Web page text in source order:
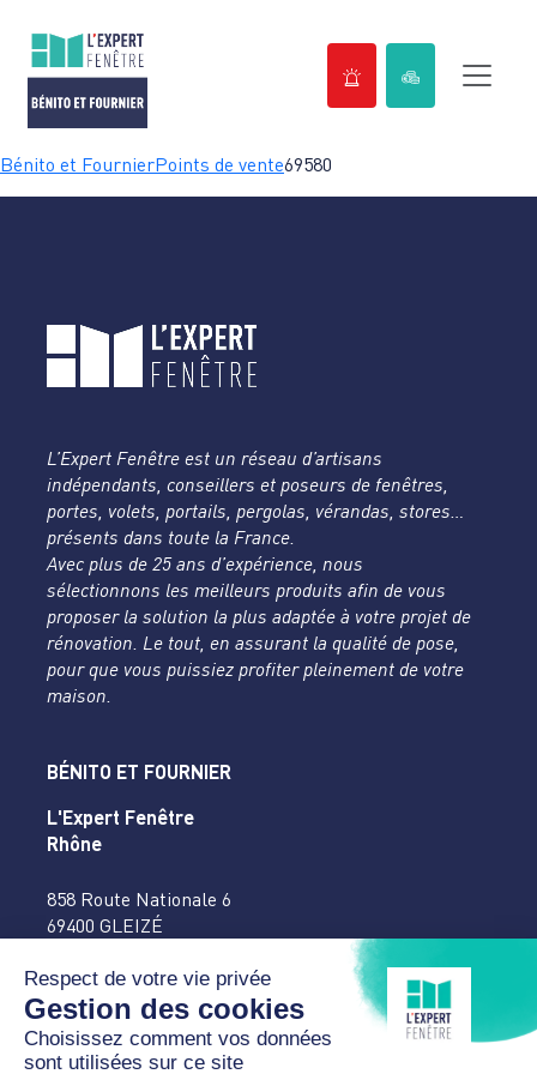
Passer
Bénito et FournierPoints de vente69580
L’Expert Fenêtre est un réseau d’artisans
indépendants, conseillers et poseurs de fenêtres,
portes, volets, portails, pergolas, vérandas, stores…
présents dans toute la France.
Avec plus de 25 ans d’expérience, nous
sélectionnons les meilleurs produits afin de vous
proposer la solution la plus adaptée à votre projet de
rénovation. Le tout, en assurant la qualité de pose,
pour que vous puissiez profiter pleinement de votre
maison.
BÉNITO ET FOURNIER
L'Expert Fenêtre
Rhône
858 Route Nationale 6
69400 GLEIZÉ
accueil@benitofournier.fr